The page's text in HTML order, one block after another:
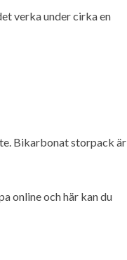
verka under cirka en
Bikarbonat storpack är
online och här kan du